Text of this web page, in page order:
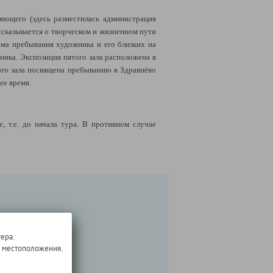
(здесь разместилась администрация
о творческом и жизненном пути
пребывания художника и его близких на
Экспозиция пятого зала расположена в
зала посвящена пребыванию в Здравнёво
время.
т.е. до начала тура. В противном случае
местоположения.